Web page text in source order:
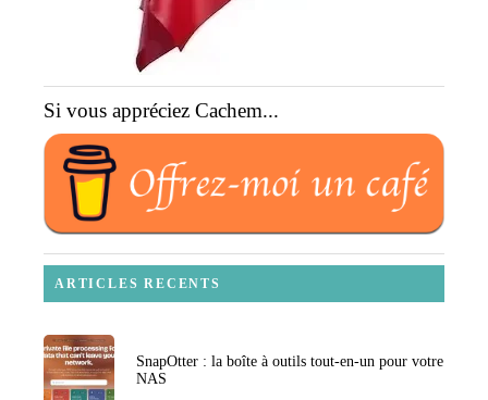
Si vous appréciez Cachem...
ARTICLES RECENTS
SnapOtter : la boîte à outils tout-en-un pour votre
NAS